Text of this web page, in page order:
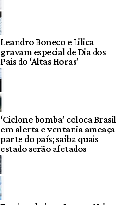
Leandro Boneco e Lilica
gravam especial de Dia dos
Pais do ‘Altas Horas’
‘Ciclone bomba’ coloca Brasil
em alerta e ventania ameaça
parte do país; saiba quais
estado serão afetados